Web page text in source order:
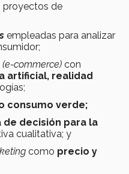
proyectos de
empleadas para analizar
(e-commerce) con
artificial, realidad
consumo verde;
de decisión para la
cualitativa; y
como precio y